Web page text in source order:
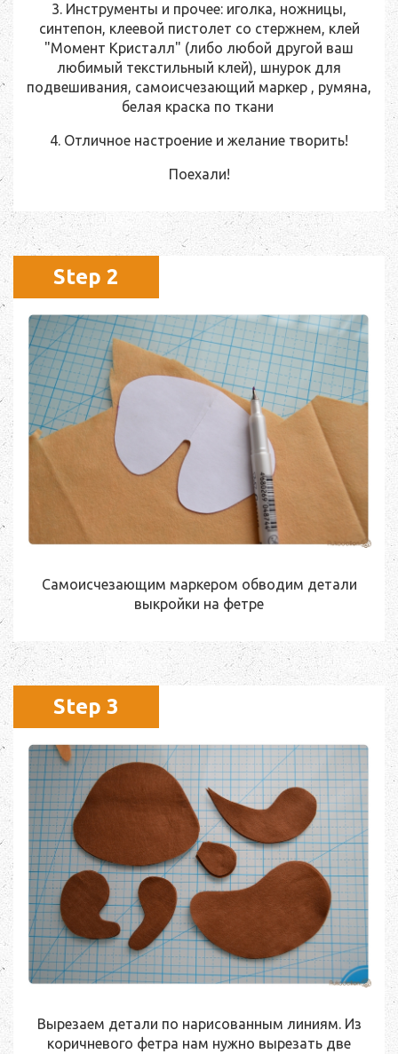
3. Инструменты и прочее: иголка, ножницы,
синтепон, клеевой пистолет со стержнем, клей
"Момент Кристалл" (либо любой другой ваш
любимый текстильный клей), шнурок для
подвешивания, самоисчезающий маркер , румяна,
белая краска по ткани
4. Отличное настроение и желание творить!
Поехали!
Step 2
Самоисчезающим маркером обводим детали
выкройки на фетре
Step 3
Вырезаем детали по нарисованным линиям. Из
коричневого фетра нам нужно вырезать две